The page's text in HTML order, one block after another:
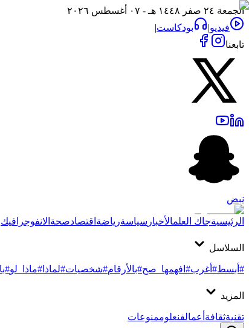
الجمعة ٢٤ صفر ١٤٤٨ هـ - ٠٧ أغسطس ٢٠٢٦
فيديو| بودكاست|
تابعنا
نبض
الرئيسيةجاك العلمالأخبار سياسةرياضة اقتصادصحة الانفوجرافيك
السلاسل
#أبسط#أغرب#افهمها_صح#بالأرقام#شخصيات#لماذا #ماذا_لو
المزيد
تقنيةثقافة أعمالفنعلوممنوعات